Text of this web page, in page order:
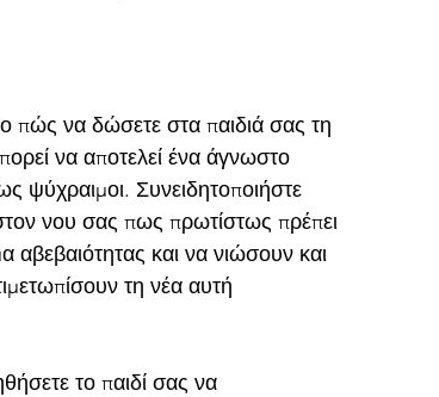
πώς να δώσετε στα παιδιά σας τη
να αποτελεί ένα άγνωστο
ψύχραιμοι. Συνειδητοποιήστε
νου σας πως πρωτίστως πρέπει
και να νιώσουν και
τη νέα αυτή
το παιδί σας να